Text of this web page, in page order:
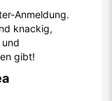
Anmeldung.
knackig,
gibt!